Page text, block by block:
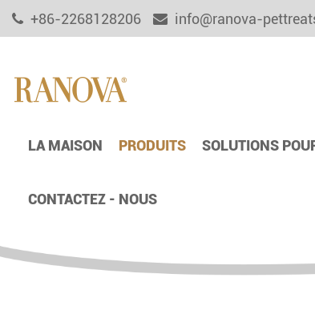
+86-2268128206 info@ranova-
LA MAISON PRODUITS SOLUTIONS
CONTACTEZ - NOUS